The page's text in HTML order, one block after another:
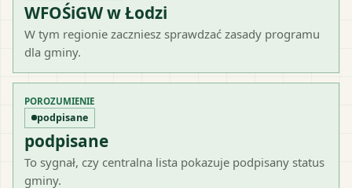
WFOŚiGW w Łodzi
W tym regionie zaczniesz sprawdzać zasady programu
dla gminy.
POROZUMIENIE
podpisane
podpisane
To sygnał, czy centralna lista pokazuje podpisany status
gminy.